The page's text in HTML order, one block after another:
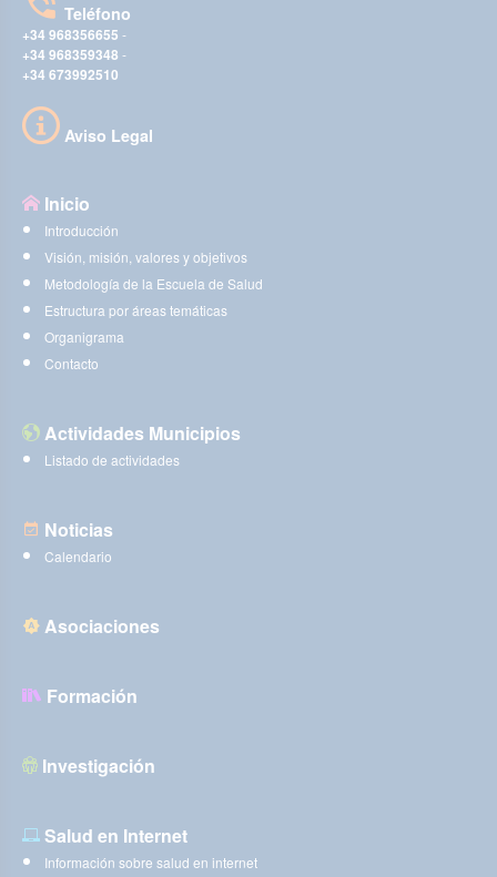
Teléfono
+34 968356655 -
+34 968359348 -
+34 673992510
Aviso Legal
Inicio
Introducción
Visión, misión, valores y objetivos
Metodología de la Escuela de Salud
Estructura por áreas temáticas
Organigrama
Contacto
Actividades Municipios
Listado de actividades
Noticias
Calendario
Asociaciones
Formación
Investigación
Salud en Internet
Información sobre salud en internet